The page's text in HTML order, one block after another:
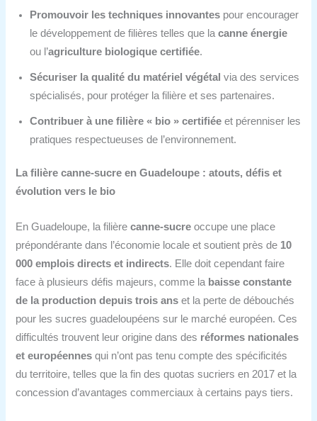
Promouvoir les techniques innovantes pour encourager
le développement de filières telles que lacanne énergie
ou l’agriculture biologique certifiée.
Sécuriser la qualité du matériel végétal via des services
spécialisés, pour protéger la filière et ses partenaires.
Contribuer à une filière « bio » certifiée et pérenniser les
pratiques respectueuses de l’environnement.
La filière canne-sucre en Guadeloupe : atouts, défis et
évolution vers le bio
En Guadeloupe, la filièrecanne-sucre occupe une place
prépondérante dans l’économie locale et soutient près de 10
000 emplois directs et indirects. Elle doit cependant faire
face à plusieurs défis majeurs, comme la baisse constante
de la production depuis trois ans et la perte de débouchés
pour les sucres guadeloupéens sur le marché européen. Ces
difficultés trouvent leur origine dans des réformes nationales
et européennes qui n’ont pas tenu compte des spécificités
du territoire, telles que la fin des quotas sucriers en 2017 et la
concession d’avantages commerciaux à certains pays tiers.